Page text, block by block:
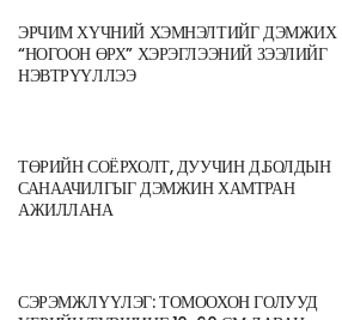
ЭРЧИМ ХҮЧНИЙ ХЭМНЭЛТИЙГ ДЭМЖИХ
“НОГООН ӨРХ” ХЭРЭГЛЭЭНИЙ ЗЭЭЛИЙГ
НЭВТРҮҮЛЛЭЭ
ТӨРИЙН СОЁРХОЛТ, ДУУЧИН Д.БОЛДЫН
САНААЧИЛГЫГ ДЭМЖИН ХАМТРАН
АЖИЛЛАНА
СЭРЭМЖЛҮҮЛЭГ: ТОМООХОН ГОЛУУД